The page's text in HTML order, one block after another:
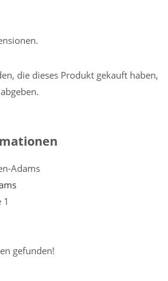
die dieses Produkt gekauft haben,
Adams
1
gefunden!